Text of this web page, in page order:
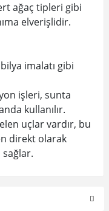
ağaç tipleri gibi
elverişlidir.
imalatı gibi
işleri, sunta
kullanılır.
uçlar vardır, bu
direkt olarak
sağlar.